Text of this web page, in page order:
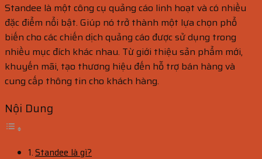
Standee là một công cụ quảng cáo linh hoạt và có nhiều
đặc điểm nổi bật. Giúp nó trở thành một lựa chọn phổ
biến cho các chiến dịch quảng cáo được sử dụng trong
nhiều mục đích khác nhau. Từ giới thiệu sản phẩm mới,
khuyến mãi, tạo thương hiệu đến hỗ trợ bán hàng và
cung cấp thông tin cho khách hàng.
Nội Dung
Standee là gì?